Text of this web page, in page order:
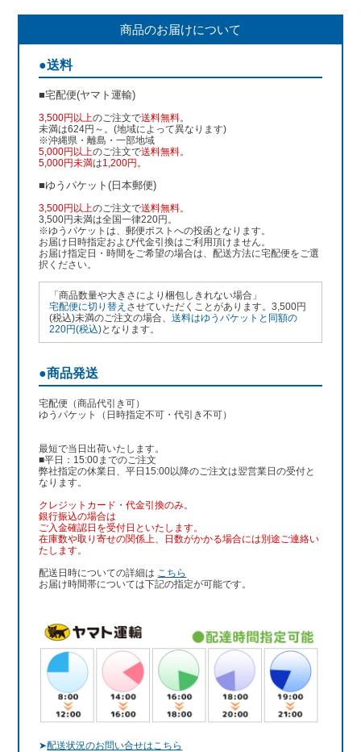
商品のお届けについて
●送料
■宅配便(ヤマト運輸)
3,500円以上のご注文で送料無料。
未満は624円～。(地域によって異なります)
※沖縄県・離島・一部地域
5,000円以上のご注文で送料無料。
5,000円未満は1,200円 。
■ゆうパケット(日本郵便)
3,500円以上のご注文で送料無料。
3,500円未満は全国一律220円。
※ゆうパケットは、郵便ポストへの投函となります。
お届け日時指定および代金引換はご利用頂けません。
お届け指定日・時間をご希望の場合は、配送方法に宅配便をご選
択ください。
「商品数量や大きさにより梱包しきれない場合」
宅配便に切り替え させていただくことがあります。3,500円
(税込)未満のご注文の場合、送料はゆうパケットと同額の
220円(税込)となります。
●商品発送
宅配便（商品代引き可）
ゆうパケット（日時指定不可・代引き不可）
最短で当日出荷いたします。
■平日：15:00までのご注文
弊社指定の休業日、平日15:00以降のご注文は翌営業日の受付と
なります。
クレジットカード・代金引換のみ。
銀行振込の場合は
ご入金確認日を受付日といたします。
在庫数や取り寄せの関係上、日数がかかる場合には別途ご連絡い
たします。
配送日時についての詳細は こちら
お届け時間帯については下記の指定が可能です。
➤配送状況のお問い合せはこちら